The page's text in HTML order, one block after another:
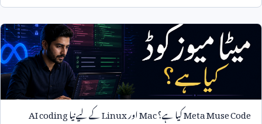
Meta Muse Codeکیا ہے؟MacاورLinuxکے لیے نیاAI coding